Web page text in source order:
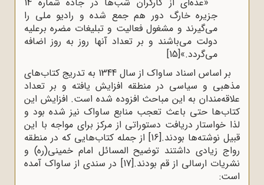
جزیره خارگ دور هم جمع شده و رادیو ملی را
می‌گیرند و مشغول فعالیت و تبلیغات مضره برعلیه
دولت می‌باشند و بر تعداد آنها روز به روز اضافه
می‌گردد.»[15]
بر اساس اسناد ساواک از سال 1344 به تدریج کتاب‌های
مذهبی و سیاسی در منطقه افزایش یافته و بر تعداد
علاقه‌مندان به این مباحث افزوده شده است. افزایش این
کتاب‌ها حتی باعث تعجب منابع ساواک نیز شده بود و
لذا خواستار دریافت دستوراتی از مرکز برای مواجه با این
قبیل نوشته‌ها بودند.[16] از جمله کتاب‌هایی که در منطقه
رواج زیادی داشتند توضیح المسائل امام خمینی(ره) و
نشریات ارسالی از قم بودند.[17] در سندی از ساواک آمده
است: